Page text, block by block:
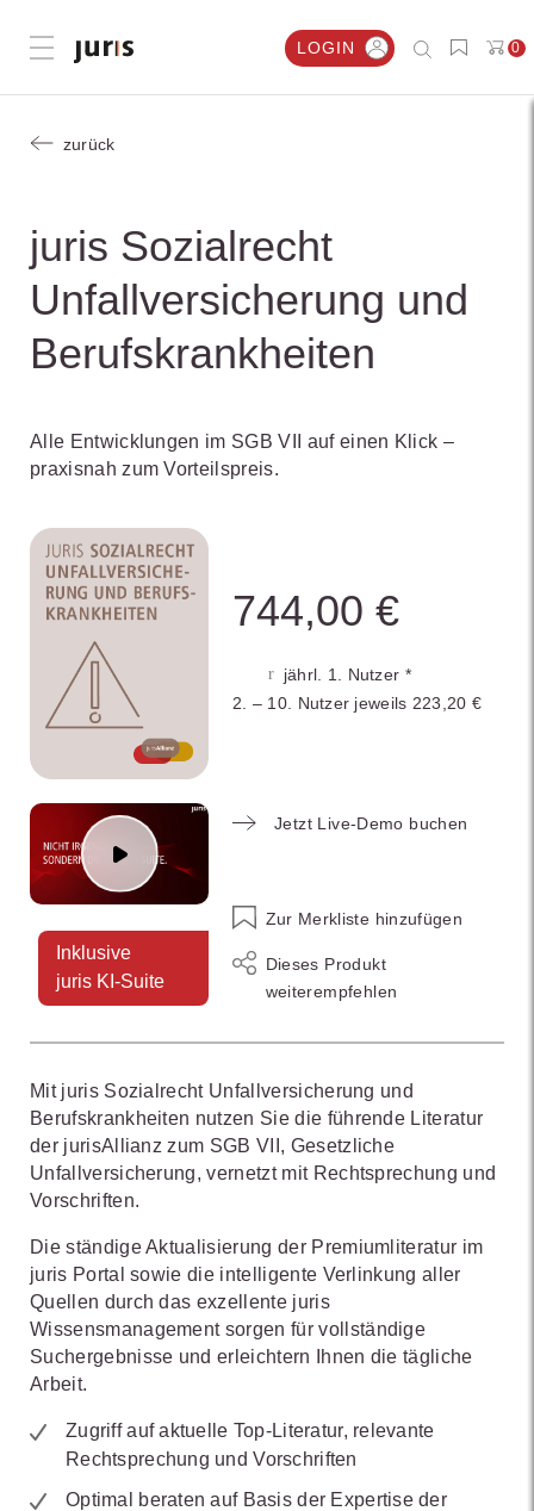
Menü öffnen LOGIN 0
zurück
juris Sozialrecht
Unfallversicherung und
Berufskrankheiten
Alle Entwicklungen im SGB VII auf einen Klick –
praxisnah zum Vorteilspreis.
Inklusive
juris KI-Suite
Mit juris Sozialrecht Unfallversicherung und
Berufskrankheiten nutzen Sie die führende Literatur
der jurisAllianz zum SGB VII, Gesetzliche
Unfallversicherung, vernetzt mit Rechtsprechung und
Vorschriften.
Die ständige Aktualisierung der Premiumliteratur im
juris Portal sowie die intelligente Verlinkung aller
Quellen durch das exzellente juris
Wissensmanagement sorgen für vollständige
Suchergebnisse und erleichtern Ihnen die tägliche
Arbeit.
Zugriff auf aktuelle Top-Literatur, relevante
Rechtsprechung und Vorschriften
Optimal beraten auf Basis der Expertise der
744,00 €
jährl. 1. Nutzer *
2. – 10. Nutzer jeweils 223,20 €
Zur Merkliste hinzufügen
Dieses Produkt
weiterempfehlen
Jetzt Live-Demo buchen